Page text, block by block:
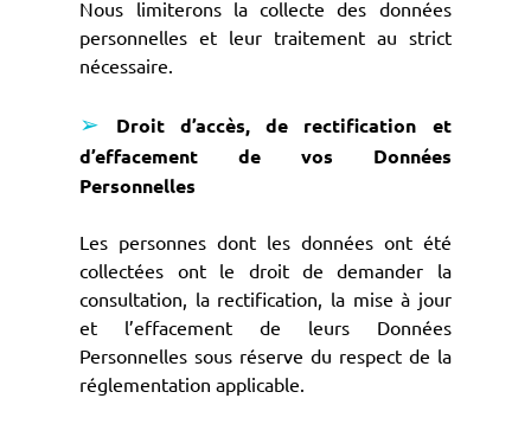
Nous limiterons la collecte des données
personnelles et leur traitement au strict
nécessaire.
➢
Droit d’accès, de rectification et
d’effacement de vos Données
Personnelles
Les personnes dont les données ont été
collectées ont le droit de demander la
consultation, la rectification, la mise à jour
et l’effacement de leurs Données
Personnelles sous réserve du respect de la
réglementation applicable.